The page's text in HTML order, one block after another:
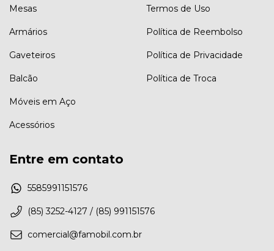
Mesas
Armários
Gaveteiros
Balcão
Móveis em Aço
Acessórios
Termos de Uso
Política de Reembolso
Política de Privacidade
Política de Troca
Entre em contato
5585991151576
(85) 3252-4127 / (85) 991151576
comercial@famobil.com.br